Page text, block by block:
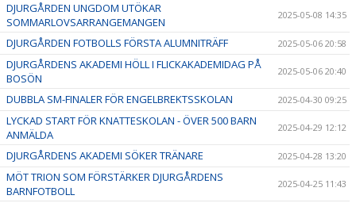
DJURGÅRDEN UNGDOM UTÖKAR
SOMMARLOVSARRANGEMANGEN
2025-05-08 14:35
DJURGÅRDEN FOTBOLLS FÖRSTA ALUMNITRÄFF 2025-05-06 20:58
DJURGÅRDENS AKADEMI HÖLL I FLICKAKADEMIDAG PÅ
BOSÖN
2025-05-06 20:40
DUBBLA SM-FINALER FÖR ENGELBREKTSSKOLAN 2025-04-30 09:25
LYCKAD START FÖR KNATTESKOLAN - ÖVER 500 BARN
ANMÄLDA
2025-04-29 12:12
DJURGÅRDENS AKADEMI SÖKER TRÄNARE 2025-04-28 13:20
MÖT TRION SOM FÖRSTÄRKER DJURGÅRDENS
BARNFOTBOLL
2025-04-25 11:43